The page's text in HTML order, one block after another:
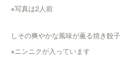
※写真は2人前
しその爽やかな風味が薫る焼き餃子
※ニンニクが入っています